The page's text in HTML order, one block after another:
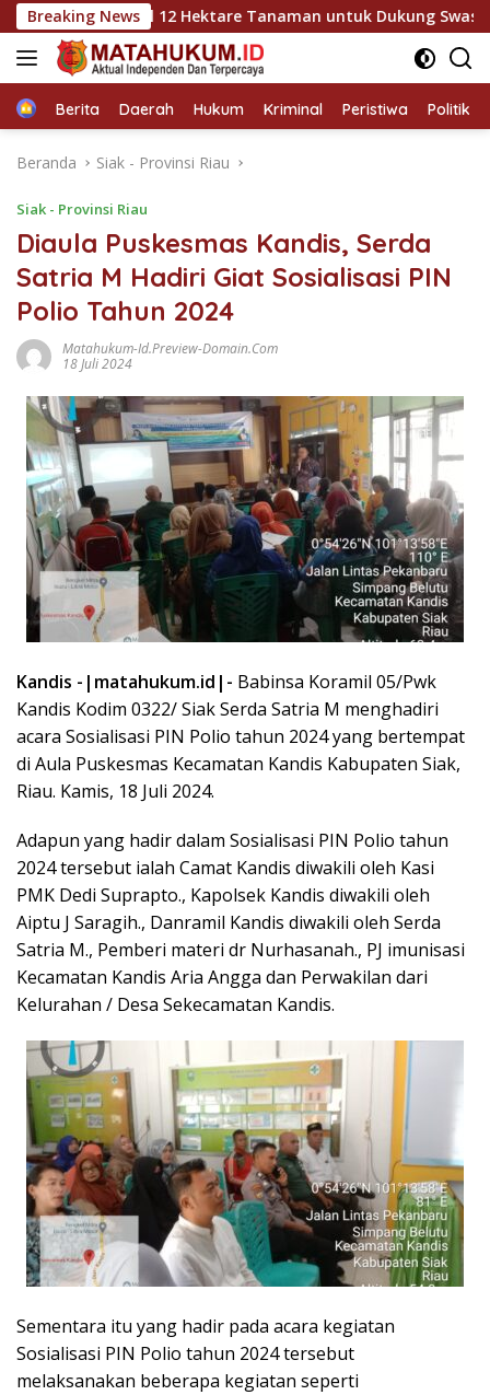
Langsung
ke
konten
Breaking News
Kawal 12 Hektare Tanaman untuk Dukung Swasembada
HomeBerita Daerah Hukum Kriminal Peristiwa Politik
Beranda Siak - Provinsi Riau
Siak - Provinsi Riau
Diaula Puskesmas Kandis, Serda
Satria M Hadiri Giat Sosialisasi PIN
Polio Tahun 2024
Matahukum-Id.preview-Domain.com
18 Juli 2024
Kandis -|matahukum.id|- Babinsa Koramil 05/Pwk
Kandis Kodim 0322/ Siak Serda Satria M menghadiri
acara Sosialisasi PIN Polio tahun 2024 yang bertempat
di Aula Puskesmas Kecamatan Kandis Kabupaten Siak,
Riau. Kamis, 18 Juli 2024.
Adapun yang hadir dalam Sosialisasi PIN Polio tahun
2024 tersebut ialah Camat Kandis diwakili oleh Kasi
PMK Dedi Suprapto., Kapolsek Kandis diwakili oleh
Aiptu J Saragih., Danramil Kandis diwakili oleh Serda
Satria M., Pemberi materi dr Nurhasanah., PJ imunisasi
Kecamatan Kandis Aria Angga dan Perwakilan dari
Kelurahan / Desa Sekecamatan Kandis.
Sementara itu yang hadir pada acara kegiatan
Sosialisasi PIN Polio tahun 2024 tersebut
melaksanakan beberapa kegiatan seperti